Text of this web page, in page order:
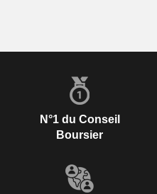
N°1 du Conseil
Boursier